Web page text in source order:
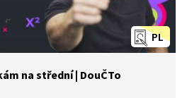
PL
na střední | DouČTo